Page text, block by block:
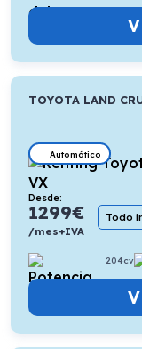
TOYOTA LAND
Automático
Desde:
1299€
/mes+IVA
Todo
204cv